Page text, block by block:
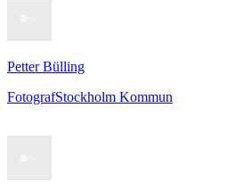
Petter Bülling
FotografStockholm Kommun